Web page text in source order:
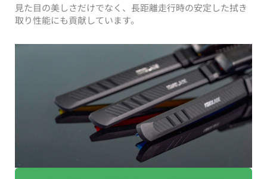
見た目の美しさだけでなく、長距離走行時の安定した拭き
取り性能にも貢献しています。